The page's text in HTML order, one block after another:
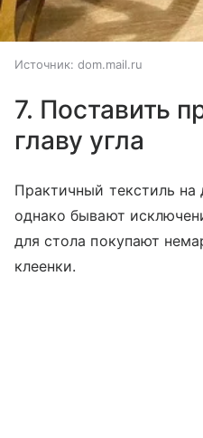
Источник: dom.mail.ru
7. Поставить
главу угла
Практичный текстиль на
однако бывают
для стола покупают
клеенки.